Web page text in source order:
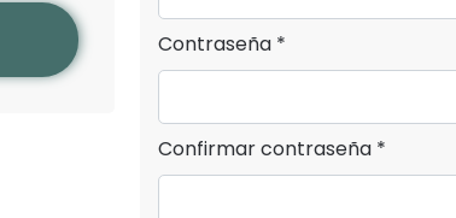
Contraseña *
Confirmar contraseña *